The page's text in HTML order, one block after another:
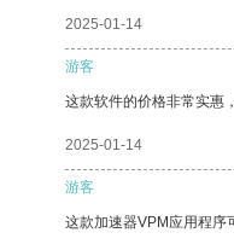
2025-01-14
游客
这款软件的价格非常实惠
2025-01-14
游客
这款加速器VPM应用程序